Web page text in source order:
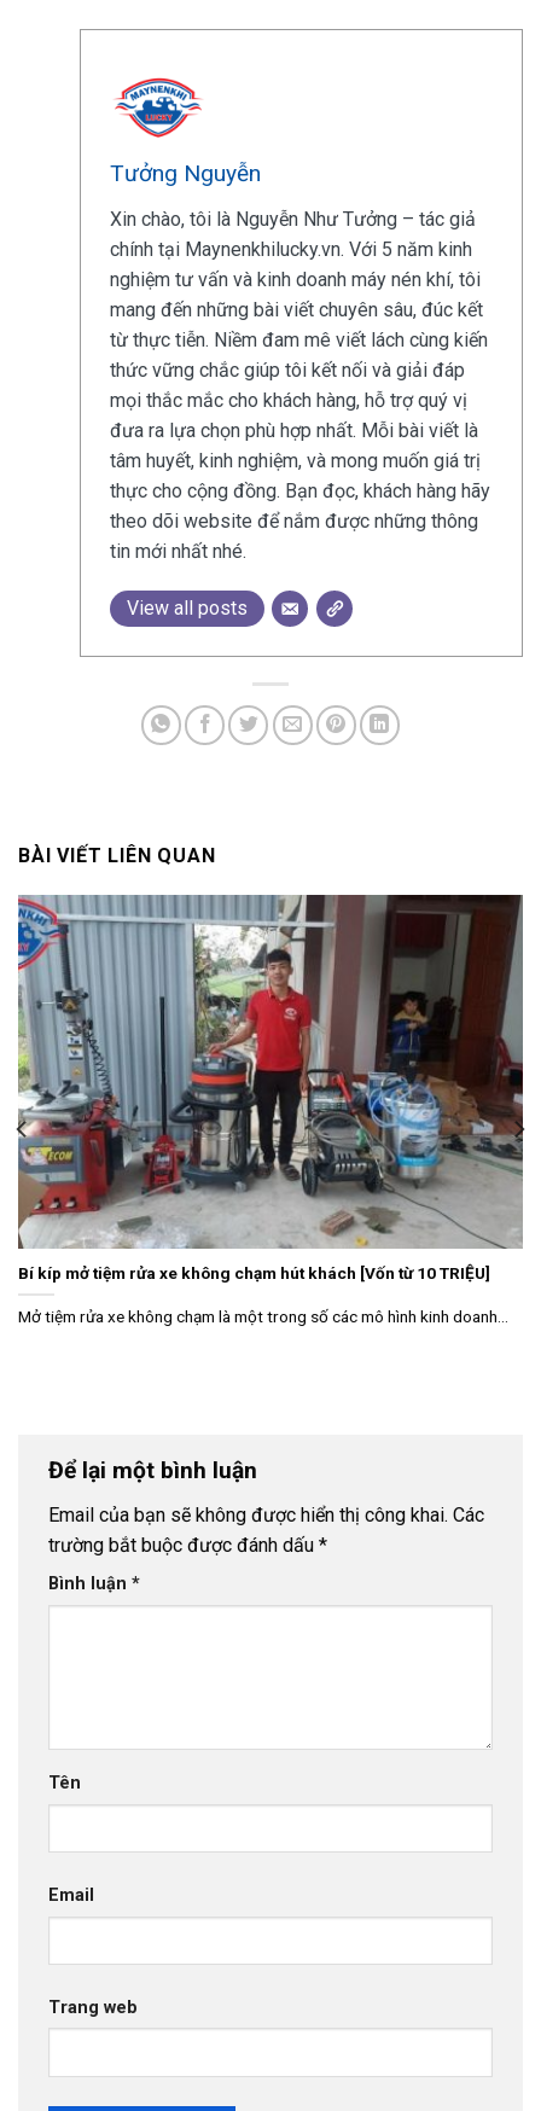
Tưởng Nguyễn
Xin chào, tôi là Nguyễn Như Tưởng – tác giả
chính tại Maynenkhilucky.vn. Với 5 năm kinh
nghiệm tư vấn và kinh doanh máy nén khí, tôi
mang đến những bài viết chuyên sâu, đúc kết
từ thực tiễn. Niềm đam mê viết lách cùng kiến
thức vững chắc giúp tôi kết nối và giải đáp
mọi thắc mắc cho khách hàng, hỗ trợ quý vị
đưa ra lựa chọn phù hợp nhất. Mỗi bài viết là
tâm huyết, kinh nghiệm, và mong muốn giá trị
thực cho cộng đồng. Bạn đọc, khách hàng hãy
theo dõi website để nắm được những thông
tin mới nhất nhé.
View all posts
BÀI VIẾT LIÊN QUAN
Bí kíp mở tiệm rửa xe không chạm hút khách [Vốn từ 10 TRIỆU]
Mở tiệm rửa xe không chạm là một trong số các mô hình kinh doanh...
Để lại một bình luận
Email của bạn sẽ không được hiển thị công khai. Các
trường bắt buộc được đánh dấu *
Bình luận *
Tên
Email
Trang web